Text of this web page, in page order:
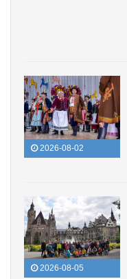
2026-08-02
2026-08-05